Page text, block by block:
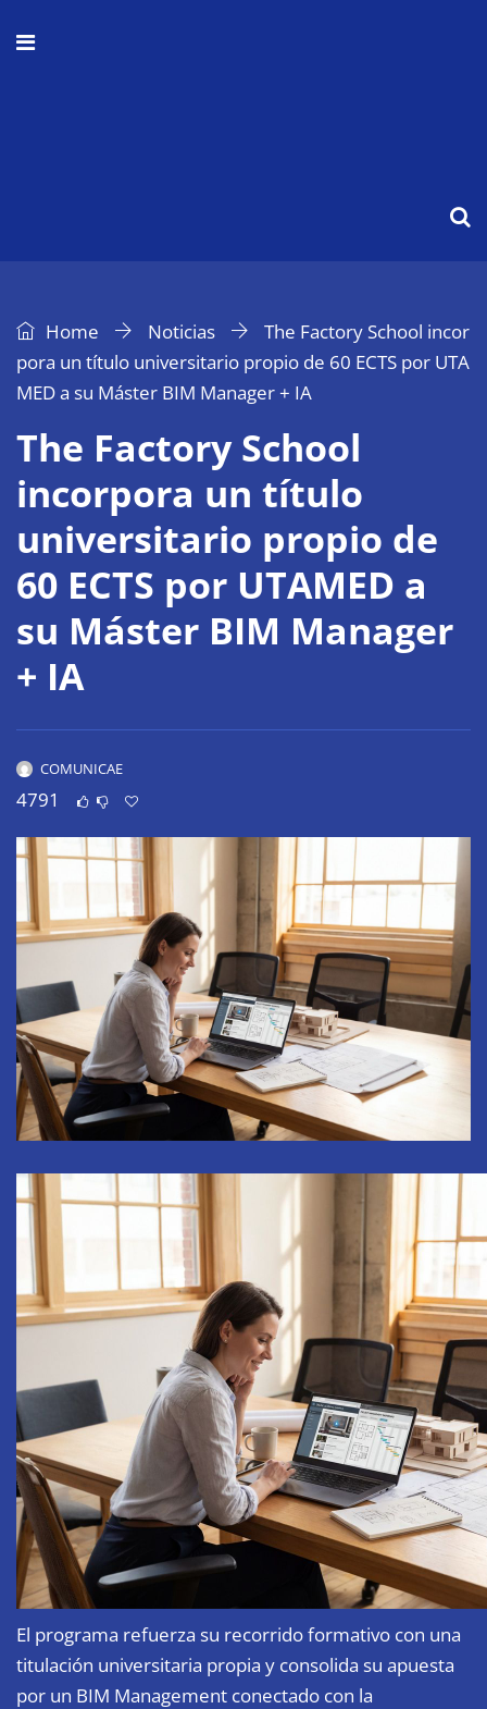
Home Noticias
The Factory School incor
pora un título universitario propio de 60 ECTS por UTA
MED a su Máster BIM Manager + IA
The Factory School
incorpora un título
universitario propio de
60 ECTS por UTAMED a
su Máster BIM Manager
+ IA
COMUNICAE
4791
El programa refuerza su recorrido formativo con una
titulación universitaria propia y consolida su apuesta
por un BIM Management conectado con la